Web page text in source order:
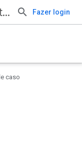
Fazer login
caso